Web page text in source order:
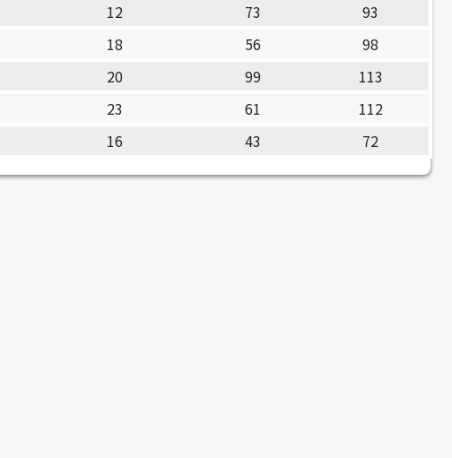
12 73
93
18 56
98
20 99
113
23 61
112
16 43 72